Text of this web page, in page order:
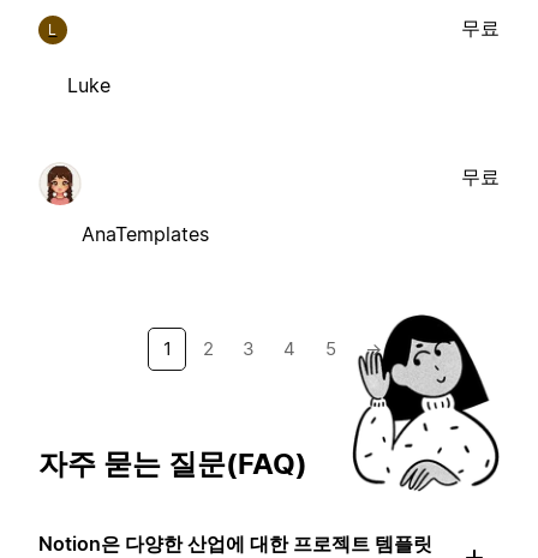
L
Luke
무료
AnaTemplates
무료
1 2 3 4 5 →
자주 묻는 질문(FAQ)
Notion은 다양한 산업에 대한 프로젝트 템플릿